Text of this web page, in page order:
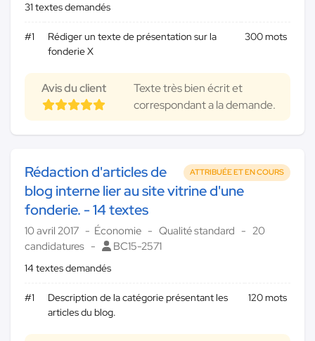
31 textes demandés
#1
Rédiger un texte de présentation sur la
fonderie X
300 mots
Avis du client
Texte très bien écrit et
correspondant a la demande.
ATTRIBUÉE ET EN COURS
Rédaction d'articles de
blog interne lier au site vitrine d'une
fonderie. - 14 textes
10 avril 2017 Économie Qualité standard
20
candidatures
BC15-2571
14 textes demandés
#1
Description de la catégorie présentant les
articles du blog.
120 mots